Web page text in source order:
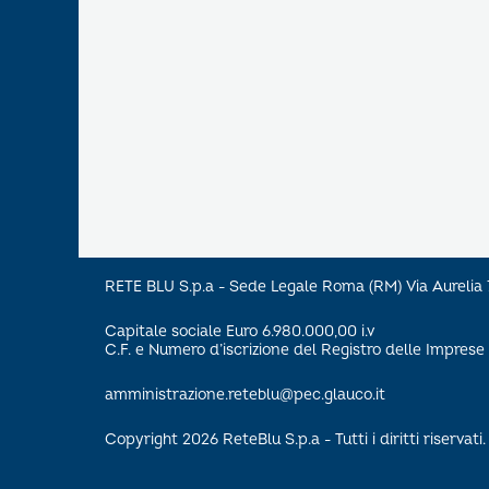
RETE BLU S.p.a - Sede Legale Roma (RM) Via
Capitale sociale Euro 6.980.000,00 i.v
C.F. e Numero d’iscrizione del Registro delle
amministrazione.reteblu@pec.glauco.it
Copyright 2026 ReteBlu S.p.a - Tutti i diritti riservati.